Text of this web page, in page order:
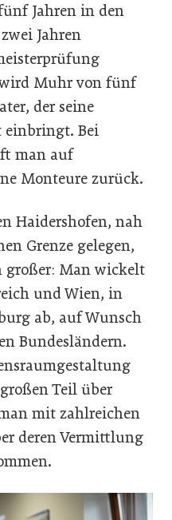
Jahren in den
Jahren
Muhr von fünf
der seine
einbringt. Bei
man auf
Monteure zurück.
Haidershofen, nah
Grenze gelegen,
großer: Man wickelt
und Wien, in
ab, auf Wunsch
Bundesländern.
Teil über
mit zahlreichen
deren Vermittlung